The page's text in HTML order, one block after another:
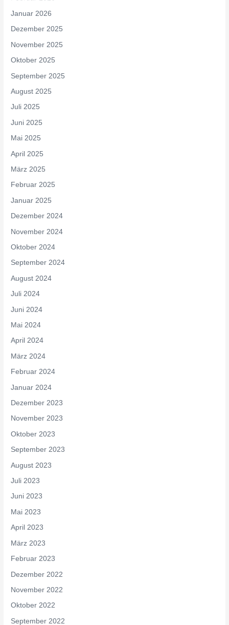
Januar 2026
Dezember 2025
November 2025
Oktober 2025
September 2025
August 2025
Juli 2025
Juni 2025
Mai 2025
April 2025
März 2025
Februar 2025
Januar 2025
Dezember 2024
November 2024
Oktober 2024
September 2024
August 2024
Juli 2024
Juni 2024
Mai 2024
April 2024
März 2024
Februar 2024
Januar 2024
Dezember 2023
November 2023
Oktober 2023
September 2023
August 2023
Juli 2023
Juni 2023
Mai 2023
April 2023
März 2023
Februar 2023
Dezember 2022
November 2022
Oktober 2022
September 2022